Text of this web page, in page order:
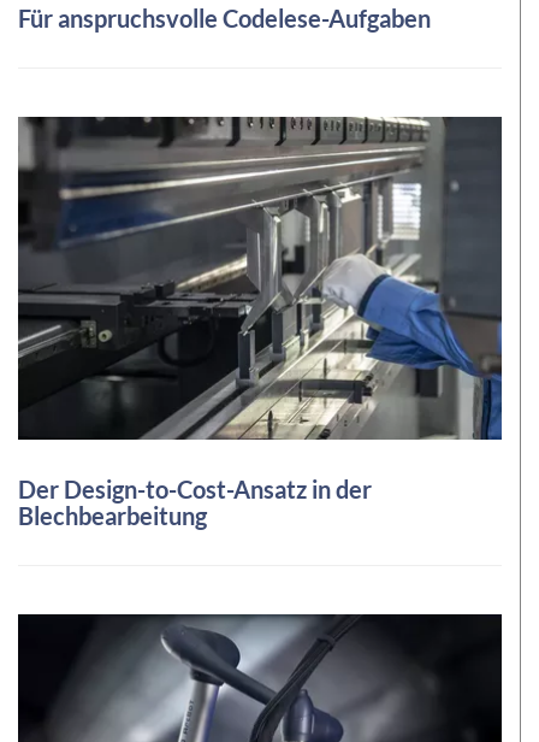
Für anspruchsvolle Codelese-Aufgaben
Der Design-to-Cost-Ansatz in der
Blechbearbeitung